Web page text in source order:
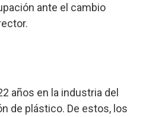
ante el cambio
años en la industria del
de plástico. De estos, los